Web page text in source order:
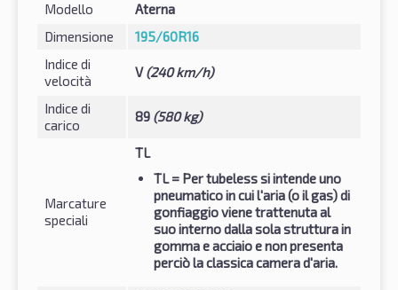
Modello
Aterna
Dimensione
195/60R16
Indice di
velocità
V(240 km/h)
Indice di
carico
89 (580 kg)
Marcature
speciali
TL
TL= Per tubeless si intende uno
pneumatico in cui l'aria (o il gas) di
gonfiaggio viene trattenuta al
suo interno dalla sola struttura in
gomma e acciaio e non presenta
perciò la classica camera d'aria.